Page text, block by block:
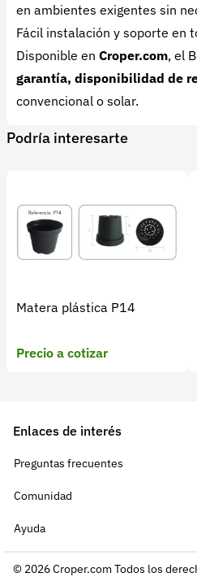
en ambientes exigentes sin
Fácil instalación y soporte en
Disponible en Croper.com, el
garantía, disponibilidad de
convencional o solar.
Podría interesarte
Matera plástica P14
Precio a cotizar
Enlaces de interés
Preguntas frecuentes
Comunidad
Ayuda
© 2026 Croper.com Todos los